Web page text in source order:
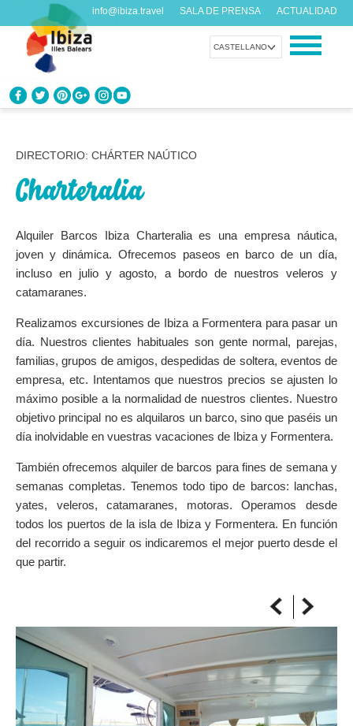
CASTELLANO
info@ibiza.travel SALA DE PRENSA ACTUALIDAD
¿Qué sabes de la isla?
DISFRUTA IBIZA
AGENDA
Cada día algo nuevo
Datos prácticos antes de visitarnos
SOBRE EL MAPA
Llega siempre a tu destino
DIRECTORIO: CHÁRTER NAÚTICO
Charteralia
Alquiler Barcos Ibiza Charteralia es una empresa náutica,
joven y dinámica. Ofrecemos paseos en barco de un día,
incluso en julio y agosto, a bordo de nuestros veleros y
catamaranes.
Realizamos excursiones de Ibiza a Formentera para pasar un
día. Nuestros clientes habituales son gente normal, parejas,
familias, grupos de amigos, despedidas de soltera, eventos de
empresa, etc. Intentamos que nuestros precios se ajusten lo
máximo posible a la normalidad de nuestros clientes. Nuestro
objetivo principal no es alquilaros un barco, sino que paséis un
día inolvidable en vuestras vacaciones de Ibiza y Formentera.
También ofrecemos alquiler de barcos para fines de semana y
semanas completas. Tenemos todo tipo de barcos: lanchas,
yates, veleros, catamaranes, motoras. Operamos desde
todos los puertos de la isla de Ibiza y Formentera. En función
del recorrido a seguir os indicaremos el mejor puerto desde el
que partir.